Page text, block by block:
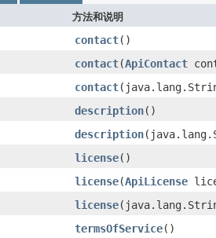
方法和说明
contact()
contact(ApiContact
contact
description()
description
license()
license(ApiLicense
license
termsOfService()